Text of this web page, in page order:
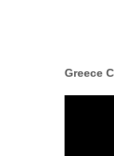
Greece